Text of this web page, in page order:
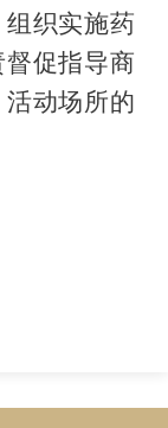
织实施药
督促指导商
动场所的